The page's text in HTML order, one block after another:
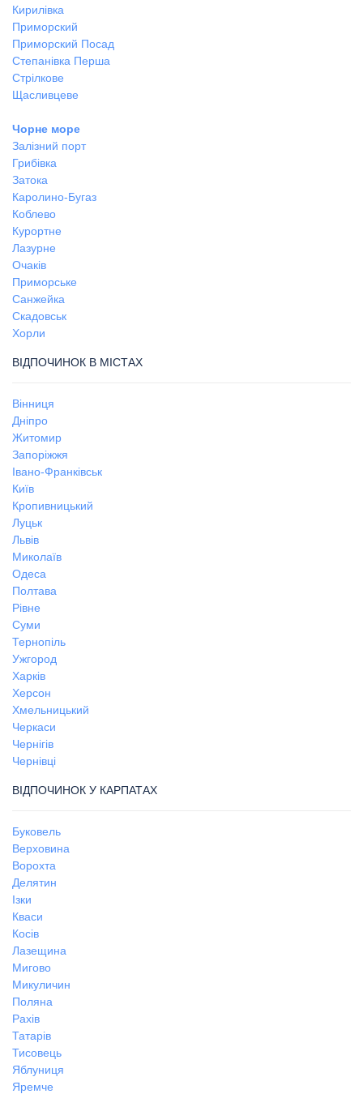
Кирилівка
Приморский
Приморский Посад
Степанівка Перша
Стрілкове
Щасливцеве
Чорне море
Залізний порт
Грибівка
Затока
Каролино-Бугаз
Коблево
Курортне
Лазурне
Очаків
Приморське
Санжейка
Скадовськ
Хорли
ВІДПОЧИНОК В МІСТАХ
Вінниця
Дніпро
Житомир
Запоріжжя
Івано-Франківськ
Київ
Кропивницький
Луцьк
Львів
Миколаїв
Одеса
Полтава
Рівне
Суми
Тернопіль
Ужгород
Харків
Херсон
Хмельницький
Черкаси
Чернігів
Чернівці
ВІДПОЧИНОК У КАРПАТАХ
Буковель
Верховина
Ворохта
Делятин
Ізки
Кваси
Косів
Лазещина
Мигово
Микуличин
Поляна
Рахів
Татарів
Тисовець
Яблуниця
Яремче